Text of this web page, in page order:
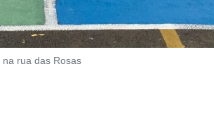
rua das Rosas